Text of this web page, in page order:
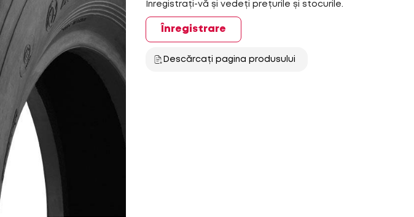
Înregistrați-vă și vedeți prețurile și stocurile.
Înregistrare
Descărcați pagina produsului